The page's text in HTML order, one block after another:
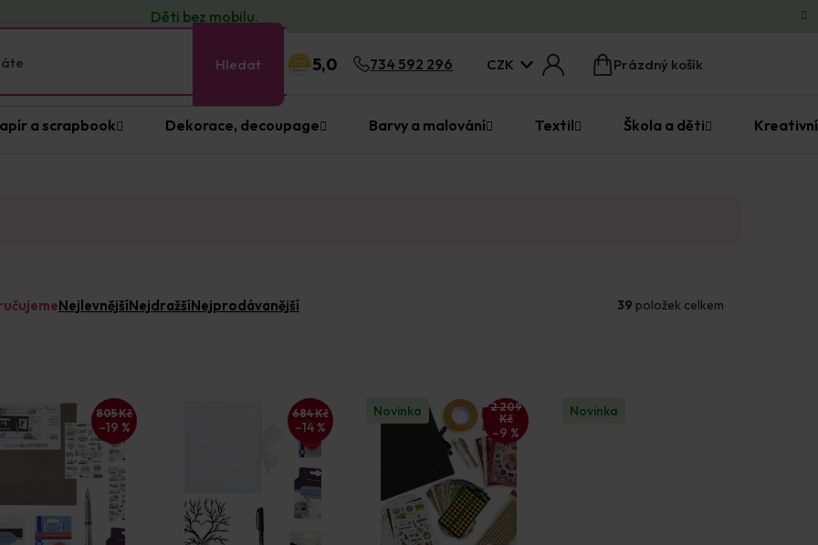
Děti bez mobilu.
Hledat 5,0 CZK
Nákupní
Prázdný košík
734 592 296
a scrapbook Dekorace, decoupage Barvy a malování Textil Škola a děti
NejlevnějšíNejdražšíNejprodávanější 39 položek celkem
805 Kč
–19 %
684 Kč
–14 %
Novinka
2 209
Kč
–9 %
Novinka